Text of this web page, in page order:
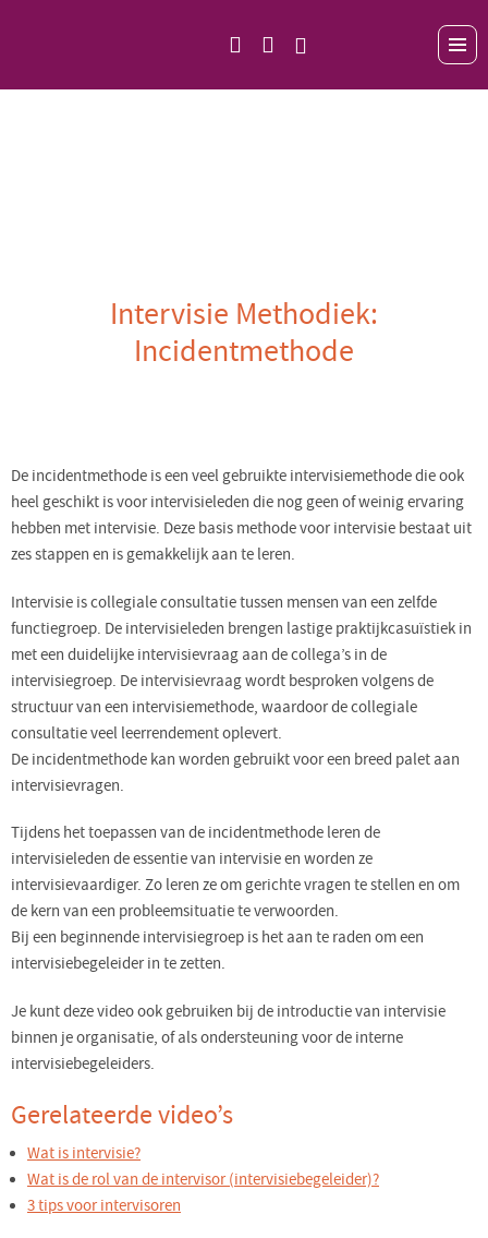
Intervisie Methodiek:
Incidentmethode
De incidentmethode is een veel gebruikte intervisiemethode die ook
heel geschikt is voor intervisieleden die nog geen of weinig ervaring
hebben met intervisie. Deze basis methode voor intervisie bestaat uit
zes stappen en is gemakkelijk aan te leren.
Intervisie is collegiale consultatie tussen mensen van een zelfde
functiegroep. De intervisieleden brengen lastige praktijkcasuïstiek in
met een duidelijke intervisievraag aan de collega’s in de
intervisiegroep. De intervisievraag wordt besproken volgens de
structuur van een intervisiemethode, waardoor de collegiale
consultatie veel leerrendement oplevert.
De incidentmethode kan worden gebruikt voor een breed palet aan
intervisievragen.
Tijdens het toepassen van de incidentmethode leren de
intervisieleden de essentie van intervisie en worden ze
intervisievaardiger. Zo leren ze om gerichte vragen te stellen en om
de kern van een probleemsituatie te verwoorden.
Bij een beginnende intervisiegroep is het aan te raden om een
intervisiebegeleider in te zetten.
Je kunt deze video ook gebruiken bij de introductie van intervisie
binnen je organisatie, of als ondersteuning voor de interne
intervisiebegeleiders.
Gerelateerde video’s
Wat is intervisie?
Wat is de rol van de intervisor (intervisiebegeleider)?
3 tips voor intervisoren